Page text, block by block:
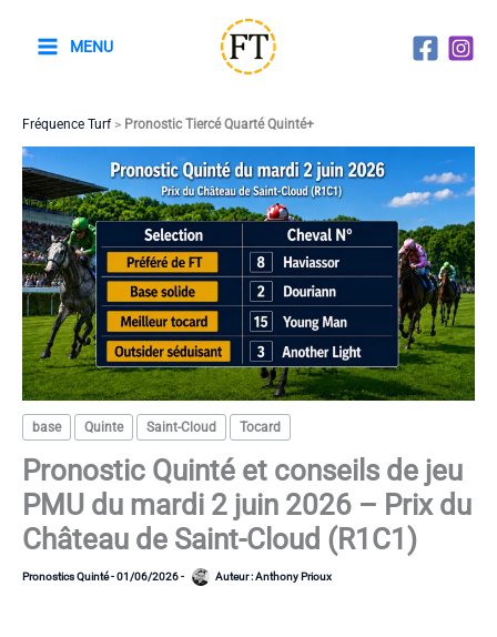
MENU
Fréquence Turf> Pronostic Tiercé Quarté Quinté+
base Quinte Saint-Cloud Tocard
Pronostic Quinté et conseils de jeu
PMU du mardi 2 juin 2026 – Prix du
Château de Saint-Cloud (R1C1)
Pronostics Quinté-01/06/2026- Auteur :Anthony Prioux